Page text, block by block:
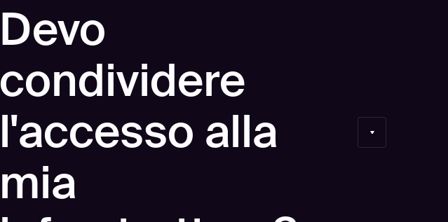
Devo
condividere
l'accesso alla
mia